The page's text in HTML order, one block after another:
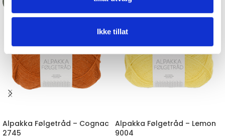
Ikke tillat
Alpakka Følgetråd – Cognac
2745
-50%
Alpakka Følgetråd – Lemon
9004